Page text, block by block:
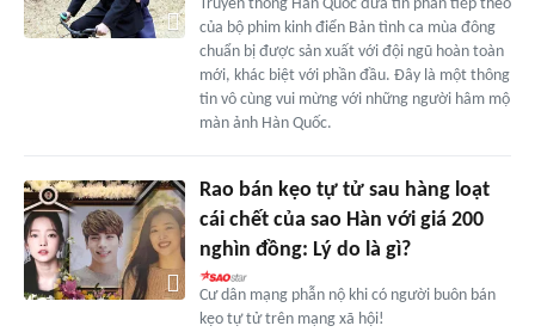
Truyền thông Hàn Quốc đưa tin phần tiếp theo
của bộ phim kinh điển Bản tình ca mùa đông
chuẩn bị được sản xuất với đội ngũ hoàn toàn
mới, khác biệt với phần đầu. Đây là một thông
tin vô cùng vui mừng với những người hâm mộ
màn ảnh Hàn Quốc.
Rao bán kẹo tự tử sau hàng loạt
cái chết của sao Hàn với giá 200
nghìn đồng: Lý do là gì?
Cư dân mạng phẫn nộ khi có người buôn bán
kẹo tự tử trên mạng xã hội!